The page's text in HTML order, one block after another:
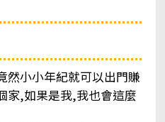
然小小年紀就可以出門賺
家,如果是我,我也會這麼